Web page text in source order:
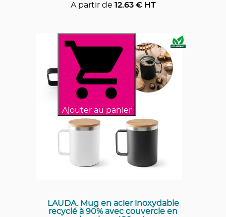
A partir de 12.63€ HT
Ajouter au panier
LAUDA. Mug en acier inoxydable
recyclé à 90% avec couvercle en